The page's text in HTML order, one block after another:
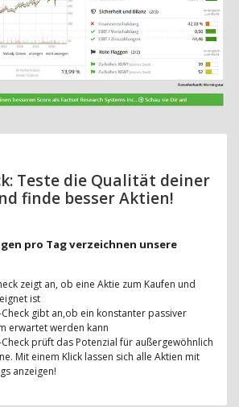
Teste die Qualität deiner
finde besser Aktien!
pro Tag verzeichnen unsere
zeigt an, ob eine Aktie zum Kaufen und
ist
gibt an,ob ein konstanter passiver
erwartet werden kann
prüft das Potenzial für außergewöhnlich
Mit einem Klick lassen sich alle Aktien mit
anzeigen!